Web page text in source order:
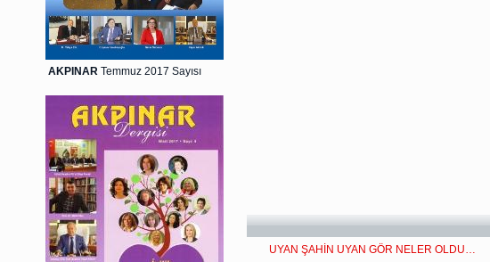
AKPINAR Temmuz 2017 Sayısı
UYAN ŞAHİN UYAN GÖR NELER OLDU…